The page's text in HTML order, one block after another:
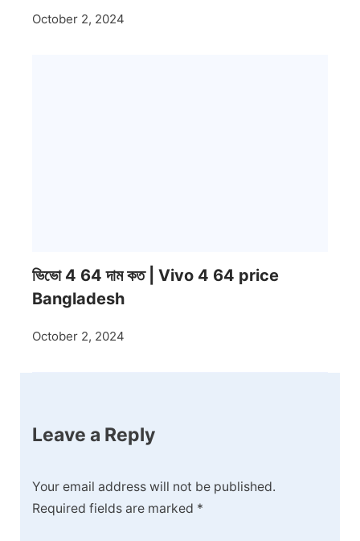
October 2, 2024
ভিভো 4 64 দাম কত | Vivo 4 64 price
Bangladesh
October 2, 2024
Leave a Reply
Your email address will not be published.
Required fields are marked *